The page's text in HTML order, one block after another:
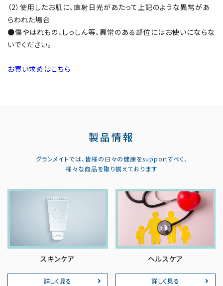
（2）使用したお肌に、直射日光があたって上記のような異常があ
らわれた場合
●傷やはれもの、しっしん等、異常のある部位にはお使いにならな
いでください。
お買い求めはこちら
製品情報
グランメイトでは、皆様の日々の健康をsupportすべく、
様々な商品を取り揃えております
スキンケア
詳しく見る
ヘルスケア
詳しく見る